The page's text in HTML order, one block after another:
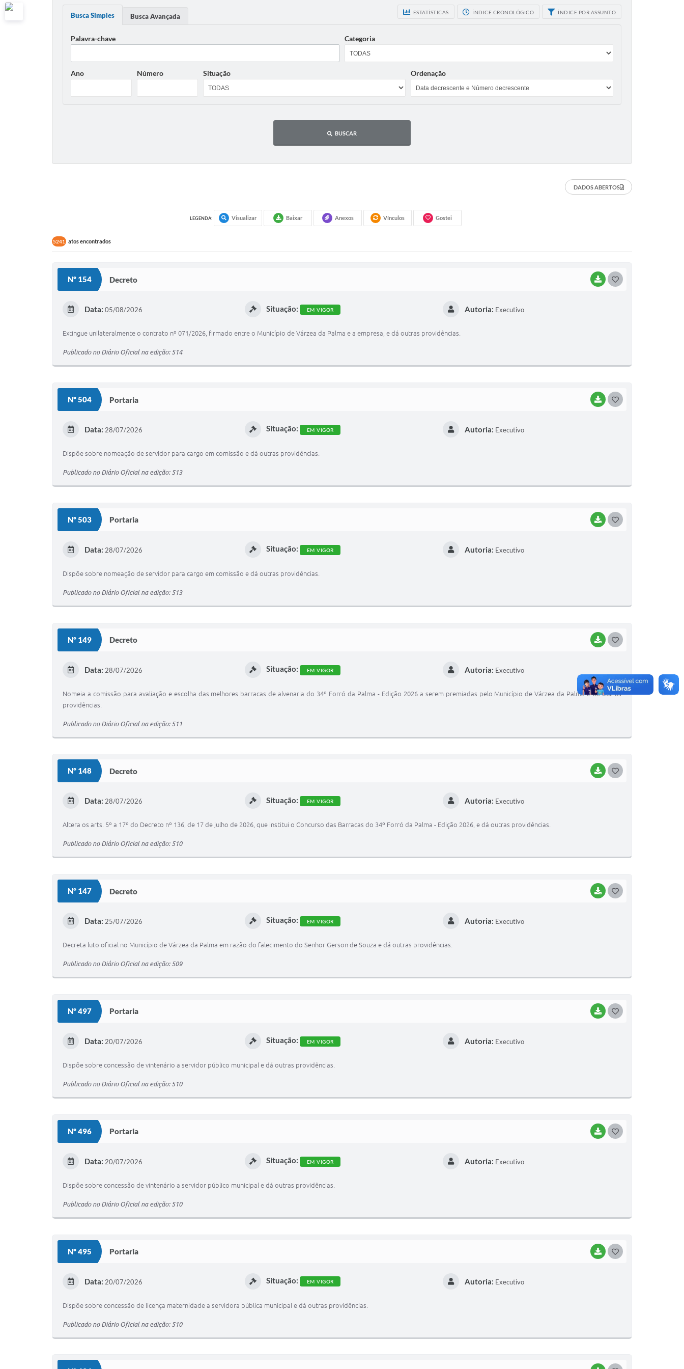
ESTATÍSTICAS ÍNDICE CRONOLÓGICO ÍNDICE POR ASSUNTO
Busca Simples Busca Avançada
Palavra-chave Categoria
Ano Número Situação Ordenação
BUSCAR
DADOS ABERTOS
LEGENDA: Visualizar Baixar Anexos Vínculos Gostei
5241 atos encontrados
Nº 154 Decreto BAIXAR
Data: 05/08/2026 Situação: EM VIGOR Autoria: Executivo
Extingue unilateralmente o contrato nº 071/2026, firmado entre o Município de Várzea da Palma e a empresa, e dá outras providências.
Publicado no Diário Oficial na edição: 514
Nº 504 Portaria BAIXAR
Data: 28/07/2026 Situação: EM VIGOR Autoria: Executivo
Dispõe sobre nomeação de servidor para cargo em comissão e dá outras providências.
Publicado no Diário Oficial na edição: 513
Nº 503 Portaria BAIXAR
Data: 28/07/2026 Situação: EM VIGOR Autoria: Executivo
Dispõe sobre nomeação de servidor para cargo em comissão e dá outras providências.
Publicado no Diário Oficial na edição: 513
Nº 149 Decreto BAIXAR
T
Data: 28/07/2026 Situação: EM VIGOR Autoria: Executivo
Nomeia a comissão para avaliação e escolha das melhores barracas de alvenaria do 34º Forró da Palma - Edição 2026 a serem premiadas pelo Município de Várzea da Palma e dá outras
providências.
Publicado no Diário Oficial na edição: 511
Nº 148 Decreto BAIXAR
Data: 28/07/2026 Situação: EM VIGOR Autoria: Executivo
Altera os arts. 5º a 17º do Decreto nº 136, de 17 de julho de 2026, que institui o Concurso das Barracas do 34º Forró da Palma - Edição 2026, e dá outras providências.
Publicado no Diário Oficial na edição: 510
Nº 147 Decreto BAIXAR
Data: 25/07/2026 Situação: EM VIGOR Autoria: Executivo
Decreta luto oficial no Município de Várzea da Palma em razão do falecimento do Senhor Gerson de Souza e dá outras providências.
Publicado no Diário Oficial na edição: 509
Nº 497 Portaria BAIXAR
Data: 20/07/2026 Situação: EM VIGOR Autoria: Executivo
Dispõe sobre concessão de vintenário a servidor público municipal e dá outras providências.
Publicado no Diário Oficial na edição: 510
Nº 496 Portaria BAIXAR
Data: 20/07/2026 Situação: EM VIGOR Autoria: Executivo
Dispõe sobre concessão de vintenário a servidor público municipal e dá outras providências.
Publicado no Diário Oficial na edição: 510
Nº 495 Portaria BAIXAR
Data: 20/07/2026 Situação: EM VIGOR Autoria: Executivo
Dispõe sobre concessão de licença maternidade a servidora pública municipal e dá outras providências.
Publicado no Diário Oficial na edição: 510